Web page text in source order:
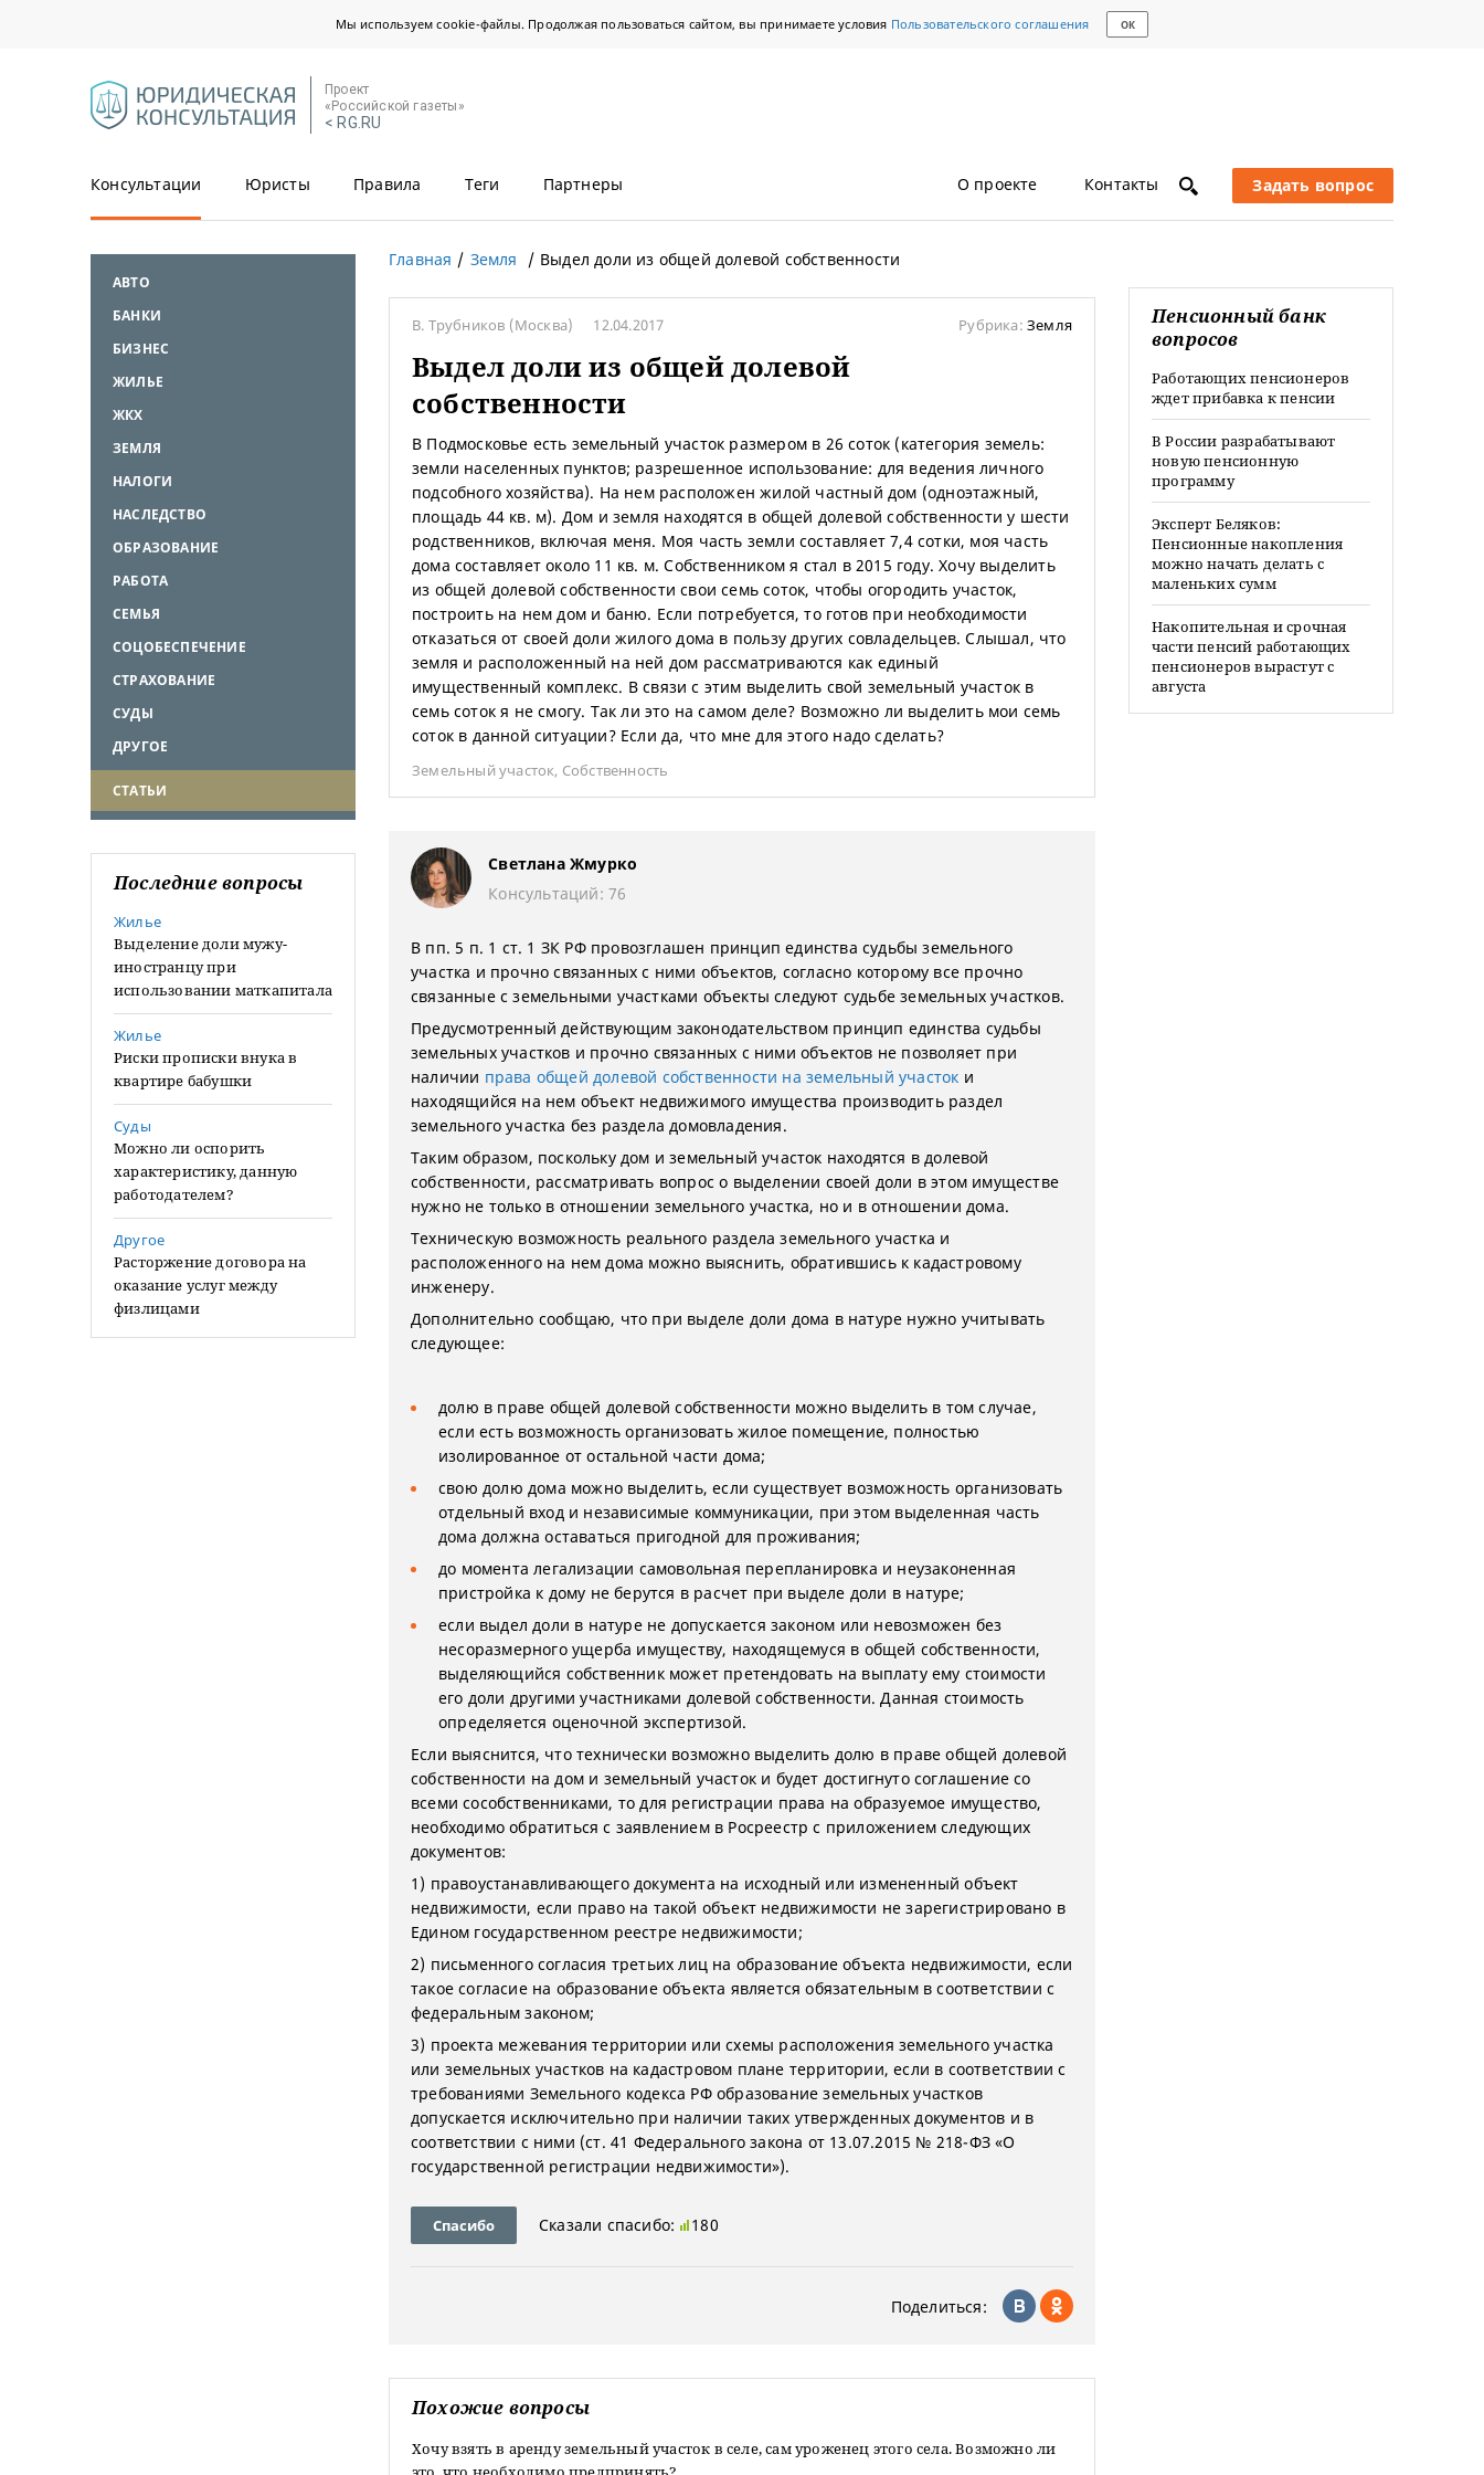
Мы используем cookie-файлы. Продолжая пользоваться сайтом, вы принимаете условия Пользовательского соглашения ОК
Проект
«Российской газеты»
< RG.RU
Консультации Юристы Правила Теги Партнеры О проекте Контакты Задать вопрос
АВТО
БАНКИ
БИЗНЕС
ЖИЛЬЕ
ЖКХ
ЗЕМЛЯ
НАЛОГИ
НАСЛЕДСТВО
ОБРАЗОВАНИЕ
РАБОТА
СЕМЬЯ
СОЦОБЕСПЕЧЕНИЕ
СТРАХОВАНИЕ
СУДЫ
ДРУГОЕ
СТАТЬИ
Последние вопросы
Жилье
Выделение доли мужу-
иностранцу при
использовании маткапитала
Жилье
Риски прописки внука в
квартире бабушки
Суды
Можно ли оспорить
характеристику, данную
работодателем?
Другое
Расторжение договора на
оказание услуг между
физлицами
Главная Земля Выдел доли из общей долевой собственности
В. Трубников (Москва) 12.04.2017 Рубрика: Земля
Выдел доли из общей долевой
собственности
В Подмосковье есть земельный участок размером в 26 соток (категория земель:
земли населенных пунктов; разрешенное использование: для ведения личного
подсобного хозяйства). На нем расположен жилой частный дом (одноэтажный,
площадь 44 кв. м). Дом и земля находятся в общей долевой собственности у шести
родственников, включая меня. Моя часть земли составляет 7,4 сотки, моя часть
дома составляет около 11 кв. м. Собственником я стал в 2015 году. Хочу выделить
из общей долевой собственности свои семь соток, чтобы огородить участок,
построить на нем дом и баню. Если потребуется, то готов при необходимости
отказаться от своей доли жилого дома в пользу других совладельцев. Слышал, что
земля и расположенный на ней дом рассматриваются как единый
имущественный комплекс. В связи с этим выделить свой земельный участок в
семь соток я не смогу. Так ли это на самом деле? Возможно ли выделить мои семь
соток в данной ситуации? Если да, что мне для этого надо сделать?
Земельный участок, Собственность
Светлана Жмурко
Консультаций: 76
В пп. 5 п. 1 ст. 1 ЗК РФ провозглашен принцип единства судьбы земельного
участка и прочно связанных с ними объектов, согласно которому все прочно
связанные с земельными участками объекты следуют судьбе земельных участков.
Предусмотренный действующим законодательством принцип единства судьбы
земельных участков и прочно связанных с ними объектов не позволяет при
наличии права общей долевой собственности на земельный участок и
находящийся на нем объект недвижимого имущества производить раздел
земельного участка без раздела домовладения.
Таким образом, поскольку дом и земельный участок находятся в долевой
собственности, рассматривать вопрос о выделении своей доли в этом имуществе
нужно не только в отношении земельного участка, но и в отношении дома.
Техническую возможность реального раздела земельного участка и
расположенного на нем дома можно выяснить, обратившись к кадастровому
инженеру.
Дополнительно сообщаю, что при выделе доли дома в натуре нужно учитывать
следующее:
долю в праве общей долевой собственности можно выделить в том случае,
если есть возможность организовать жилое помещение, полностью
изолированное от остальной части дома;
свою долю дома можно выделить, если существует возможность организовать
отдельный вход и независимые коммуникации, при этом выделенная часть
дома должна оставаться пригодной для проживания;
до момента легализации самовольная перепланировка и неузаконенная
пристройка к дому не берутся в расчет при выделе доли в натуре;
если выдел доли в натуре не допускается законом или невозможен без
несоразмерного ущерба имуществу, находящемуся в общей собственности,
выделяющийся собственник может претендовать на выплату ему стоимости
его доли другими участниками долевой собственности. Данная стоимость
определяется оценочной экспертизой.
Если выяснится, что технически возможно выделить долю в праве общей долевой
собственности на дом и земельный участок и будет достигнуто соглашение со
всеми сособственниками, то для регистрации права на образуемое имущество,
необходимо обратиться с заявлением в Росреестр с приложением следующих
документов:
1) правоустанавливающего документа на исходный или измененный объект
недвижимости, если право на такой объект недвижимости не зарегистрировано в
Едином государственном реестре недвижимости;
2) письменного согласия третьих лиц на образование объекта недвижимости, если
такое согласие на образование объекта является обязательным в соответствии с
федеральным законом;
3) проекта межевания территории или схемы расположения земельного участка
или земельных участков на кадастровом плане территории, если в соответствии с
требованиями Земельного кодекса РФ образование земельных участков
допускается исключительно при наличии таких утвержденных документов и в
соответствии с ними (ст. 41 Федерального закона от 13.07.2015 № 218-ФЗ «О
государственной регистрации недвижимости»).
Спасибо Сказали спасибо: 180
Поделиться:
Похожие вопросы
Хочу взять в аренду земельный участок в селе, сам уроженец этого села. Возможно ли
Пенсионный банк
вопросов
Работающих пенсионеров
ждет прибавка к пенсии
В России разрабатывают
новую пенсионную
программу
Эксперт Беляков:
Пенсионные накопления
можно начать делать с
маленьких сумм
Накопительная и срочная
части пенсий работающих
пенсионеров вырастут с
августа